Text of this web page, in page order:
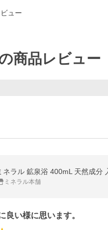
ュー
商品レビュー
ネラル 鉱泉浴 400mL 天然成分
ミネラル本舗
良い様に思います。